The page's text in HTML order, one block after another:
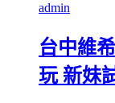
admin
台中維
玩 新妹